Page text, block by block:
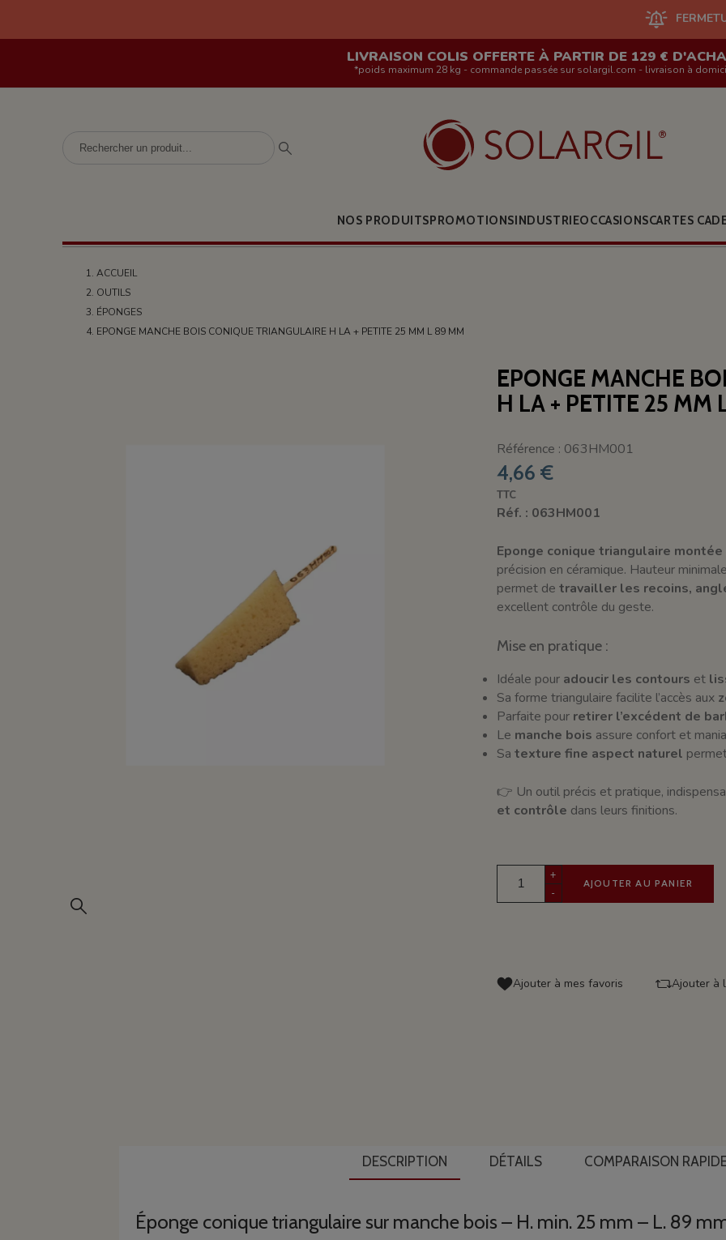
FERMETURE DU
LIVRAISON COLIS OFFERTE À PARTIR DE 129 €
*poids maximum 28 kg - commande passée sur solargil.com - livraison à
NOS PRODUITSPROMOTIONSINDUSTRIEOCCASIONSCARTES
ACCUEIL
OUTILS
ÉPONGES
EPONGE MANCHE BOIS CONIQUE TRIANGULAIRE H LA + PETITE 25 MM L 89 MM
EPONGE MANCHE
H LA + PETITE 25 MM
Référence : 063HM001
4,66 €
TTC
Réf. : 063HM001
Eponge conique triangulaire montée
précision en céramique. Hauteur
permet de travailler les recoins,
excellent contrôle du geste.
Mise en pratique :
Idéale pour adoucir les contours et
Sa forme triangulaire facilite l’accès aux
Parfaite pour retirer l’excédent de
Le manche bois assure confort et
Sa texture fine aspect naturel
👉 Un outil précis et pratique,
et contrôle dans leurs finitions.
+
-
AJOUTER AU PANIER
Ajouter à mes favoris Ajouter à
DESCRIPTION DÉTAILS COMPARAISON
Éponge conique triangulaire sur manche bois – H. min. 25 mm – L. 89